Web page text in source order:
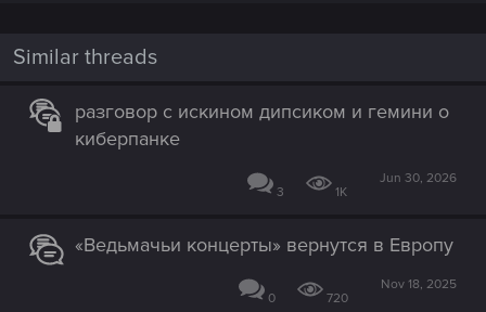
Similar threads
разговор с искином дипсиком и гемини о
киберпанке
3 1K
Jun 30, 2026
«Ведьмачьи концерты» вернутся в Европу
0 720
Nov 18, 2025